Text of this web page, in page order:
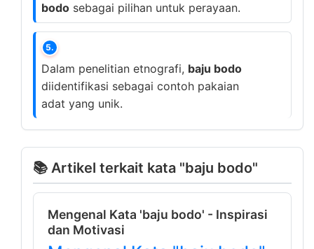
bodo sebagai pilihan untuk perayaan.
5.
Dalam penelitian etnografi, baju bodo
diidentifikasi sebagai contoh pakaian
adat yang unik.
📚 Artikel terkait kata "baju bodo"
Mengenal Kata 'baju bodo' - Inspirasi
dan Motivasi